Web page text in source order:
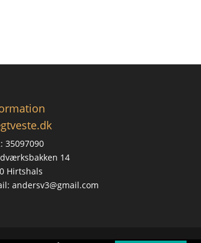
35097090
14
Hirtshals
andersv3@gmail.com